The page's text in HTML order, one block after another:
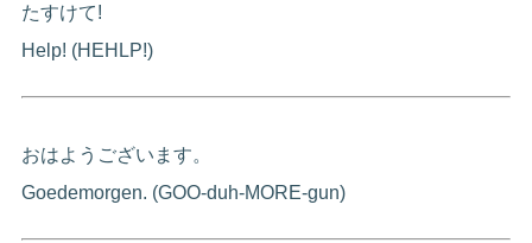
たすけて!
Help! (HEHLP!)
おはようございます。
Goedemorgen. (GOO-duh-MORE-gun)